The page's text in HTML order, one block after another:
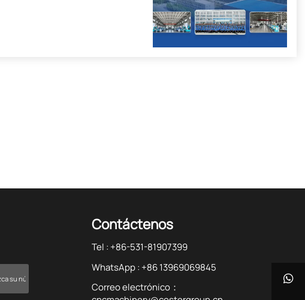
Contáctenos
Tel : +86-531-81907399
WhatsApp : +86 13969069845
Correo electrónico：
